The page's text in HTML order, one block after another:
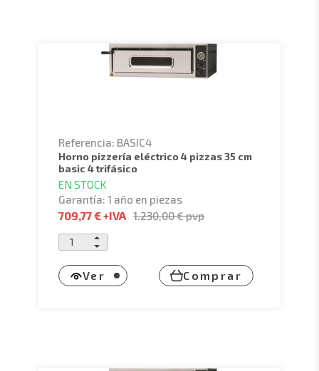
Referencia: BASIC4
horno pizzería eléctrico 4 pizzas 35 cm
basic 4 trifásico
EN STOCK
Garantía: 1 año en piezas
709,77 €+IVA 1.230,00 €pvp
Ver Comprar